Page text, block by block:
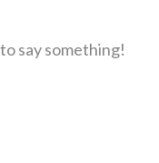
say something!